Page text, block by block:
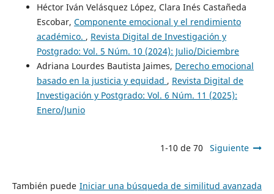
Héctor Iván Velásquez López, Clara Inés Castañeda
Escobar, Componente emocional y el rendimiento
académico. , Revista Digital de Investigación y
Postgrado: Vol. 5 Núm. 10 (2024): Julio/Diciembre
Adriana Lourdes Bautista Jaimes, Derecho emocional
basado en la justicia y equidad , Revista Digital de
Investigación y Postgrado: Vol. 6 Núm. 11 (2025):
Enero/Junio
1-10 de 70 Siguiente
También puede Iniciar una búsqueda de similitud avanzada